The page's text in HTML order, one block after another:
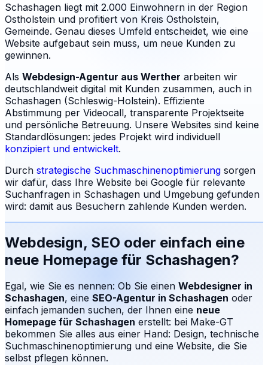
Schashagen liegt mit 2.000 Einwohnern in der Region
Ostholstein und profitiert von Kreis Ostholstein,
Gemeinde. Genau dieses Umfeld entscheidet, wie eine
Website aufgebaut sein muss, um neue Kunden zu
gewinnen.
Als Webdesign-Agentur aus Werther arbeiten wir
deutschlandweit digital mit Kunden zusammen, auch in
Schashagen (Schleswig-Holstein). Effiziente
Abstimmung per Videocall, transparente Projektseite
und persönliche Betreuung. Unsere Websites sind keine
Standardlösungen: jedes Projekt wird individuell
konzipiert und entwickelt.
Durch strategische Suchmaschinenoptimierung sorgen
wir dafür, dass Ihre Website bei Google für relevante
Suchanfragen in Schashagen und Umgebung gefunden
wird: damit aus Besuchern zahlende Kunden werden.
Webdesign, SEO oder einfach eine
neue Homepage für Schashagen?
Egal, wie Sie es nennen: Ob Sie einen Webdesigner in
Schashagen, eine SEO-Agentur in Schashagen oder
einfach jemanden suchen, der Ihnen eine neue
Homepage für Schashagen erstellt: bei Make-GT
bekommen Sie alles aus einer Hand: Design, technische
Suchmaschinenoptimierung und eine Website, die Sie
selbst pflegen können.